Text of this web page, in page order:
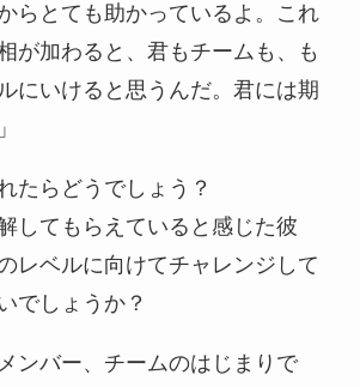
らとても助かっているよ。これ
が加わると、君もチームも、も
にいけると思うんだ。君には期
たらどうでしょう？
してもらえていると感じた彼
レベルに向けてチャレンジして
でしょうか？
ンバー、チームのはじまりで